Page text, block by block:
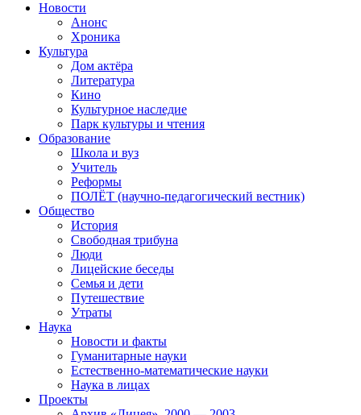
Новости
Анонс
Хроника
Культура
Дом актёра
Литература
Кино
Культурное наследие
Парк культуры и чтения
Образование
Школа и вуз
Учитель
Реформы
ПОЛЁТ (научно-педагогический вестник)
Общество
История
Свободная трибуна
Люди
Лицейские беседы
Семья и дети
Путешествие
Утраты
Наука
Новости и факты
Гуманитарные науки
Естественно-математические науки
Наука в лицах
Проекты